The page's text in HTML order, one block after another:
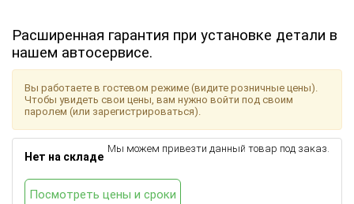
Расширенная гарантия при установке детали в
нашем автосервисе.
Вы работаете в гостевом режиме (видите розничные цены).
Чтобы увидеть свои цены, вам нужно войти под своим
паролем (или зарегистрироваться).
Нет на складе
Мы можем привезти данный товар под заказ.
Посмотреть цены и сроки